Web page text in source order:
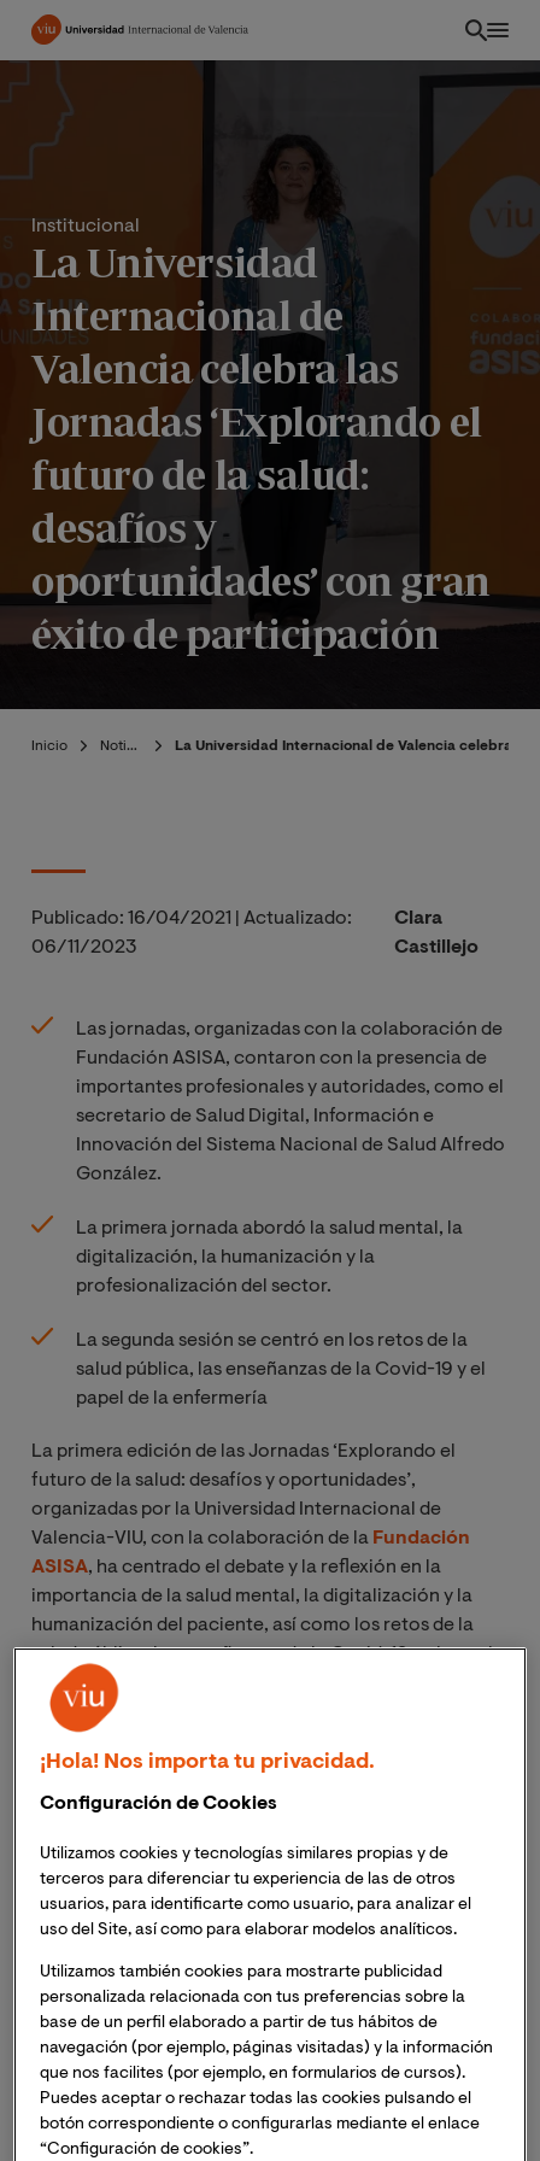
Pasar
principal
Institucional
La Universidad
Internacional de
Valencia celebra las
Jornadas ‘Explorando el
futuro de la salud:
desafíos y
oportunidades’ con gran
éxito de participación
Inicio Noticias La Universidad Internacional de Valencia celebra
Publicado: 16/04/2021
Actualizado:
06/11/2023
Clara
Castillejo
Las jornadas, organizadas con la colaboración de
Fundación ASISA, contaron con la presencia de
importantes profesionales y autoridades, como el
secretario de Salud Digital, Información e
Innovación del Sistema Nacional de Salud Alfredo
González.
La primera jornada abordó la salud mental, la
digitalización, la humanización y la
profesionalización del sector.
La segunda sesión se centró en los retos de la
salud pública, las enseñanzas de la Covid-19 y el
papel de la enfermería
La primera edición de las Jornadas ‘Explorando el
futuro de la salud: desafíos y oportunidades’,
organizadas por la Universidad Internacional de
Valencia-VIU, con la colaboración de la Fundación
ASISA, ha centrado el debate y la reflexión en la
importancia de la salud mental, la digitalización y la
humanización del paciente, así como los retos de la
salud pública, las enseñanzas de la Covid-19 y el papel
de la enfermería.
y presentadora de la Sexta Noticias y directora del
máster en Periodismo Multimedia de VIU, ha contado
Secretario General de Salud Digital, Información e
Innovación del Sistema Nacional de Salud, que ha
señalado que “España contará en los próximos meses
digital de nuestro sistema sanitario”. También, ha
hablado de la estrategia de salud digital en la que están
trabajando y que se dará a conocer próximamente.
González ha puesto en valor “que el presupuesto en
2021 del Ministerio de Sanidad para atender las
políticas digitales asciende a casi 300 millones de
euros, un incremento exponencial que supone una
¡Hola! Nos importa tu privacidad.
Configuración de Cookies
Utilizamos cookies y tecnologías similares propias y de
terceros para diferenciar tu experiencia de las de otros
usuarios, para identificarte como usuario, para analizar el
uso del Site, así como para elaborar modelos analíticos.
Utilizamos también cookies para mostrarte publicidad
personalizada relacionada con tus preferencias sobre la
base de un perfil elaborado a partir de tus hábitos de
navegación (por ejemplo, páginas visitadas) y la información
que nos facilites (por ejemplo, en formularios de cursos).
Puedes aceptar o rechazar todas las cookies pulsando el
botón correspondiente o configurarlas mediante el enlace
“Configuración de cookies”.